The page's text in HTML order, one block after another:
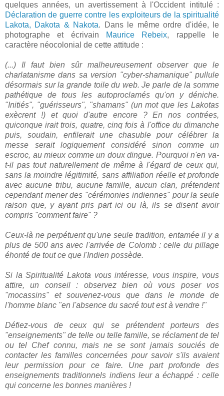
quelques années, un avertissement à l'Occident intitulé :
Déclaration de guerre contre les exploiteurs de la spiritualité
Lakota, Dakota & Nakota. Dans le même ordre d'idée, le
photographe et écrivain
Maurice Rebeix, rappelle le
caractère néocolonial de cette attitude :
(...) Il faut bien sûr malheureusement observer que le
charlatanisme dans sa version "cyber-shamanique" pullule
désormais sur la grande toile du web. Je parle de la somme
pathétique de tous les autoproclamés qu'on y déniche.
"Initiés", "guérisseurs", "shamans" (un mot que les Lakotas
exècrent !) et quoi d'autre encore ? En nos contrées,
quiconque irait trois, quatre, cinq fois à l'office du dimanche
puis, soudain, enfilerait une chasuble pour célébrer la
messe serait logiquement considéré sinon comme un
escroc, au mieux comme un doux dingue. Pourquoi n'en va-
t-il pas tout naturellement de même à l'égard de ceux qui,
sans la moindre légitimité, sans affiliation réelle et profonde
avec aucune tribu, aucune famille, aucun clan, prétendent
cependant mener des "cérémonies indiennes" pour la seule
raison que, y ayant pris part ici ou là, ils se disent avoir
compris "comment faire" ?
Ceux-là ne perpétuent qu'une seule tradition, entamée il y a
plus de 500 ans avec l'arrivée de Colomb : celle du pillage
éhonté de tout ce que l'Indien possède.
Si la Spiritualité Lakota vous intéresse, vous inspire, vous
attire, un conseil : observez bien où vous poser vos
"mocassins" et souvenez-vous que dans le monde de
l'homme blanc "en l'absence du sacré tout est à vendre !"
Défiez-vous de ceux qui se prétendent porteurs des
"enseignements" de telle ou telle famille, se réclament de tel
ou tel Chef connu, mais ne se sont jamais souciés de
contacter les familles concernées pour savoir s'ils avaient
leur permission pour ce faire. Une part profonde des
enseignements traditionnels indiens leur a échappé : celle
qui concerne les bonnes manières !